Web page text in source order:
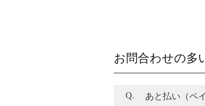
お問合わせの多
あと払い（ペ